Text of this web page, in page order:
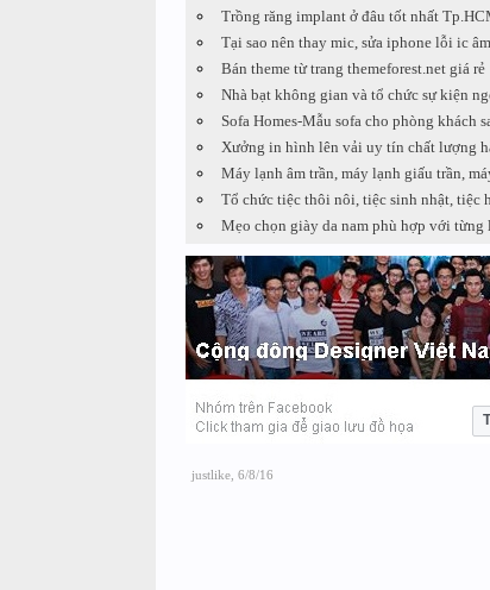
Trồng răng implant ở đâu tốt nhất
Tại sao nên thay mic, sửa iphone lỗi ic
Bán theme từ trang themeforest.net giá rẻ
Nhà bạt không gian và tổ chức sự kiện
Sofa Homes-Mẫu sofa cho phòng khách
Xưởng in hình lên vải uy tín chất lượng
Máy lạnh âm trần, máy lạnh giấu trần,
Tổ chức tiệc thôi nôi, tiệc sinh nhật, tiệc
Mẹo chọn giày da nam phù hợp với từng
justlike, 6/8/16